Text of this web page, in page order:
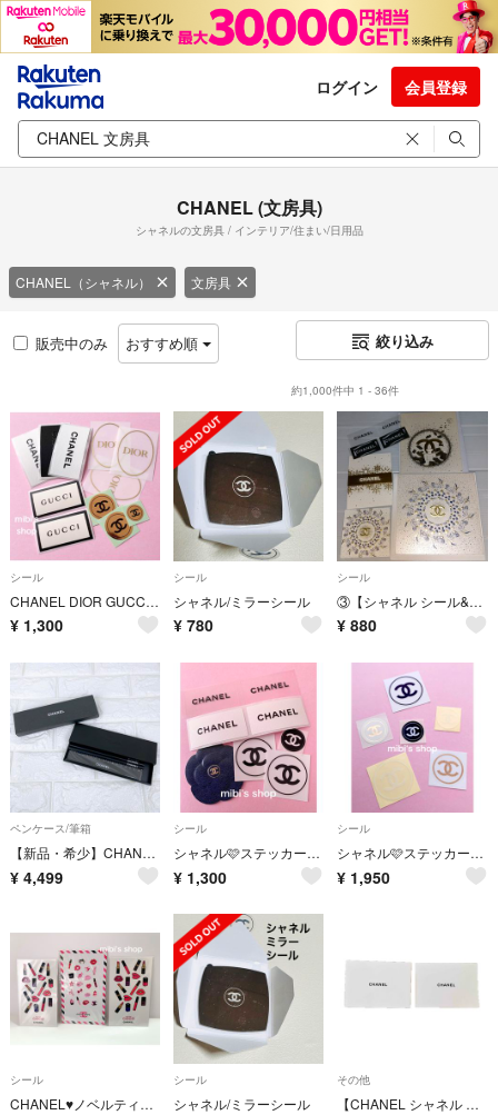
ログイン 会員登録
CHANEL (文房具)
シャネルの文房具 / インテリア/住まい/日用品
CHANEL（シャネル） 文房具
販売中のみ おすすめ順 絞り込み
約1,000件中 1 - 36件
シール
CHANEL DIOR GUCCI❣️ステッカー シール
¥ 1,300
シール
シャネル/ミラーシール
¥ 780
シール
③【シャネル シール&メッセージカード】CHANELシャネル シール 色々&ステッカー&メッセージカード
¥ 880
ペンケース/筆箱
【新品・希少】CHANEL シャネル 筆箱 鉛筆 定規セット ノベルティ 非売品
¥ 4,499
シール
シャネル🩷ステッカー シール カメリア SALE🩷大感謝価格 数量限定
¥ 1,300
シール
シャネル🩷ステッカー シール
¥ 1,950
シール
CHANEL♥️ノベルティ 非売品 ステッカー
シール
シャネル/ミラーシール
その他
【CHANEL シャネル 非売品 ミニカードケース＆ミニカード】